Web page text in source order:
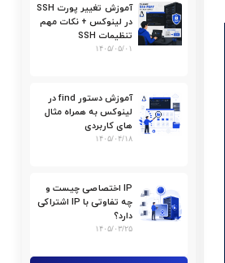
آموزش تغییر پورت SSH
در لینوکس + نکات مهم
تنظیمات SSH
۱۴۰۵/۰۵/۰۱
آموزش دستور find در
لینوکس به همراه مثال
های کاربردی
۱۴۰۵/۰۴/۱۸
IP اختصاصی چیست و
چه تفاوتی با IP اشتراکی
دارد؟
۱۴۰۵/۰۳/۲۵